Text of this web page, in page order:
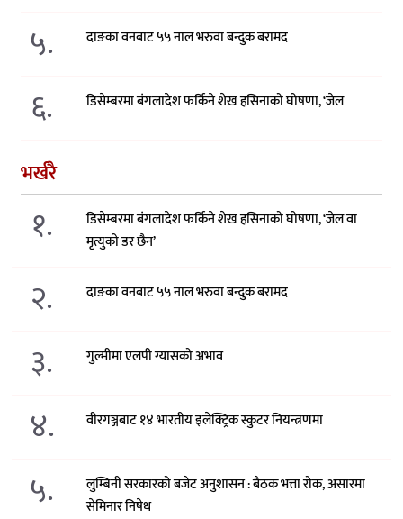
५. दाङका वनबाट ५५ नाल भरुवा बन्दुक बरामद
६. डिसेम्बरमा बंगलादेश फर्किने शेख हसिनाको घोषणा, ‘जेल
भर्खरै
१.
डिसेम्बरमा बंगलादेश फर्किने शेख हसिनाको घोषणा, ‘जेल वा
मृत्युको डर छैन’
२. दाङका वनबाट ५५ नाल भरुवा बन्दुक बरामद
३. गुल्मीमा एलपी ग्यासको अभाव
४. वीरगञ्जबाट १४ भारतीय इलेक्ट्रिक स्कुटर नियन्त्रणमा
५.
लुम्बिनी सरकारको बजेट अनुशासन : बैठक भत्ता रोक, असारमा
सेमिनार निषेध